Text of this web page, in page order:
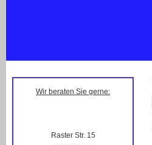
Wir beraten Sie gerne:
Raster Str. 15